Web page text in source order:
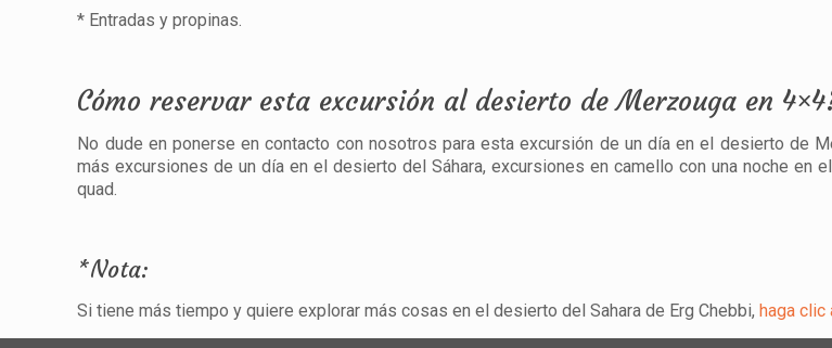
* Entradas y propinas.
Cómo reservar esta excursión al desierto de Merzouga en
No dude en ponerse en contacto con nosotros para esta excursión de un día en el desierto de
más excursiones de un día en el desierto del Sáhara, excursiones en camello con una noche en
quad.
*Nota:
Si tiene más tiempo y quiere explorar más cosas en el desierto del Sahara de Erg Chebbi,haga clic